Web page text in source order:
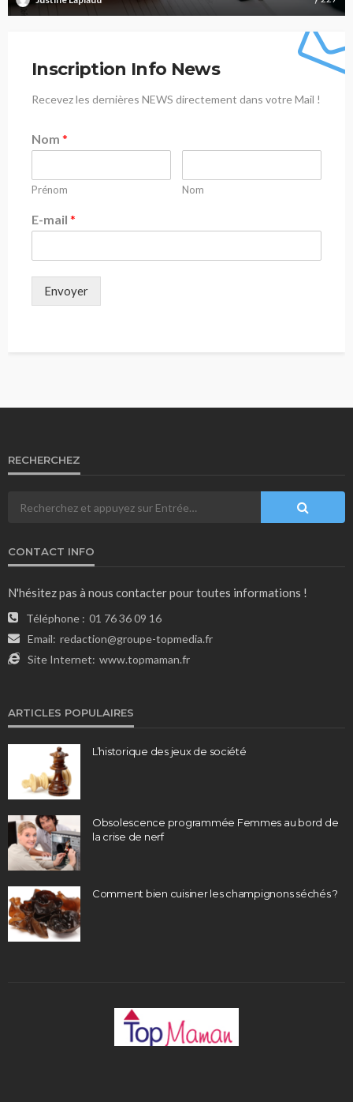
Inscription Info News
Recevez les dernières NEWS directement dans votre Mail !
Nom *
Prénom Nom
E-mail *
Envoyer
RECHERCHEZ
CONTACT INFO
N'hésitez pas à nous contacter pour toutes informations !
Téléphone : 01 76 36 09 16
Email: redaction@groupe-topmedia.fr
Site Internet: www.topmaman.fr
ARTICLES POPULAIRES
L’historique des jeux de société
Obsolescence programmée Femmes au bord de
la crise de nerf
Comment bien cuisiner les champignons séchés ?